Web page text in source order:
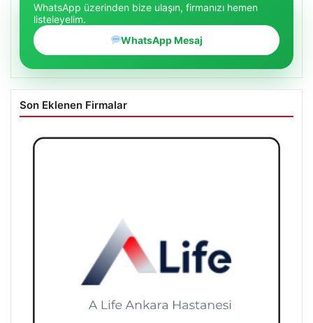
listeleyelim.
WhatsApp Mesaj
Son Eklenen Firmalar